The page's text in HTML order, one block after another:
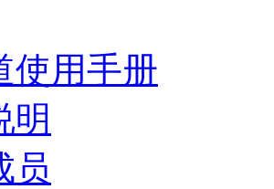
使用手册
明
员